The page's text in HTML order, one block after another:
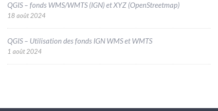
QGIS – fonds WMS/WMTS (IGN) et XYZ (OpenStreetmap)
18 août 2024
QGIS – Utilisation des fonds IGN WMS et WMTS
1 août 2024